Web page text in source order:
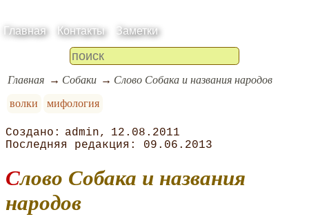
Главная Контакты Заметки
Главная Собаки
Слово Собака и названия народов
волки
мифология
admin
12.08.2011
09.06.2013
Слово Собака и названия
народов